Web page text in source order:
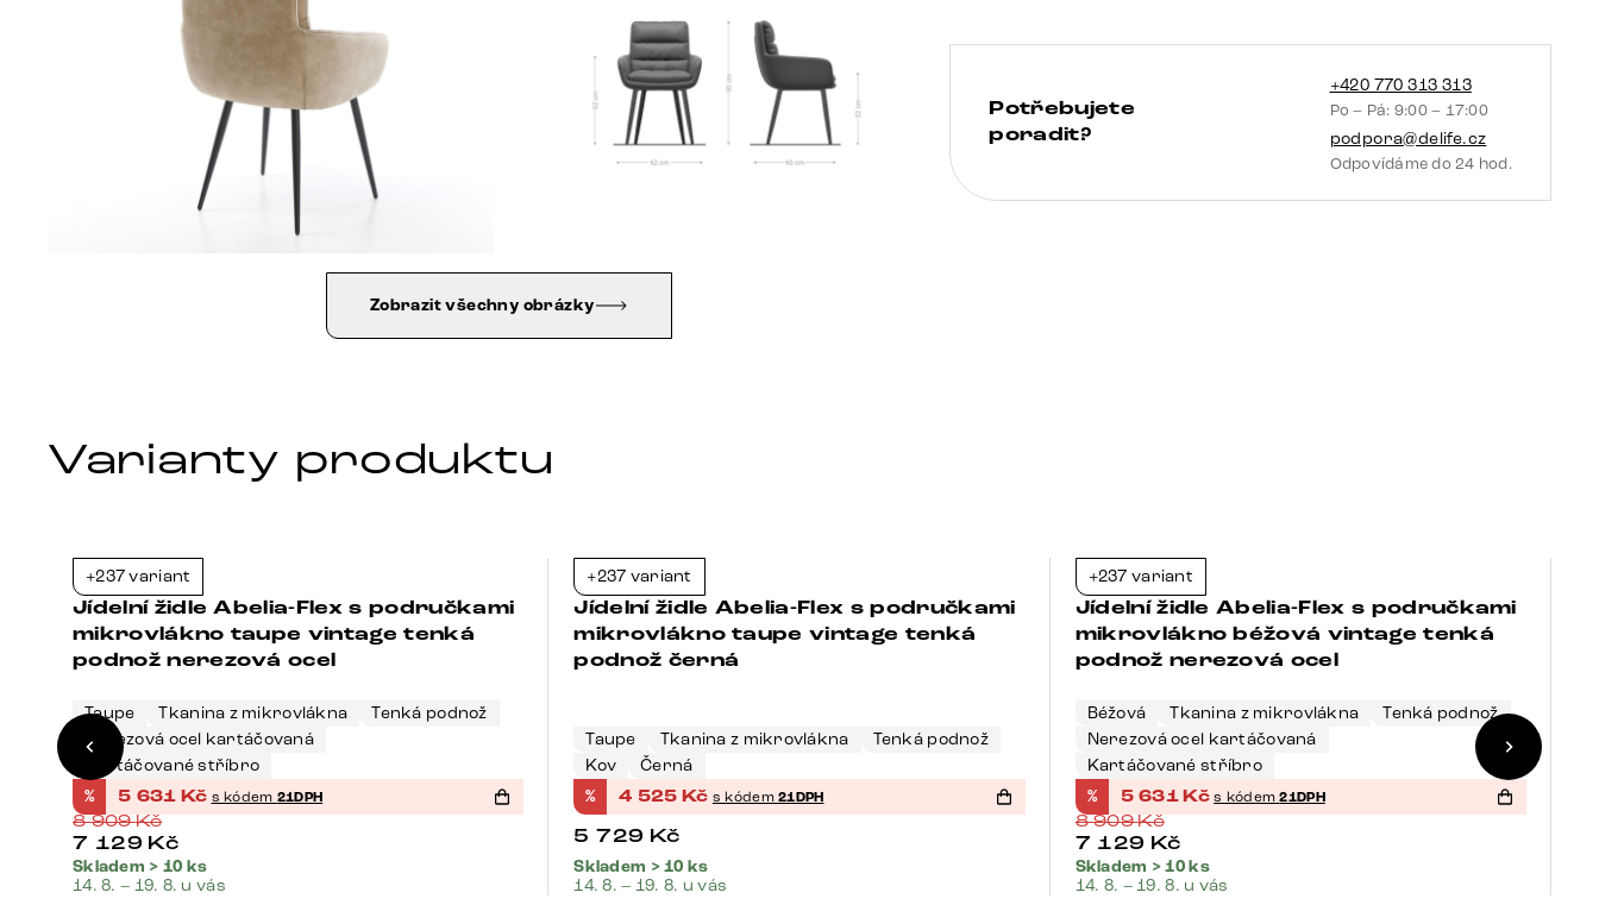
Zobrazit všechny obrázky
Potřebujete
poradit?
+420 770 313 313
Po – Pá: 9:00 – 17:00
podpora@delife.cz
Odpovídáme do 24 hod.
Varianty produktu
+237 variant
Jídelní židle Abelia-Flex s područkami
mikrovlákno taupe vintage tenká
podnož nerezová ocel
Taupe Tkanina z mikrovlákna
Tenká podnož
Nerezová ocel kartáčovaná
Kartáčované stříbro
% 5 631 Kč s kódem 21DPH
8 909Kč
7 129 Kč
Skladem > 10 ks
14. 8. – 19. 8. u vás
+237 variant
Jídelní židle Abelia-Flex s područkami
mikrovlákno taupe vintage tenká
podnož černá
Taupe Tkanina z mikrovlákna
Tenká podnož
Kov
Černá
% 4 525Kč s kódem21DPH
5 729 Kč
Skladem > 10 ks
14. 8. – 19. 8. u vás
+237 variant
Jídelní židle Abelia-Flex s područkami
mikrovlákno béžová vintage tenká
podnož nerezová ocel
Béžová Tkanina z mikrovlákna
Tenká podnož
Nerezová ocel kartáčovaná
Kartáčované stříbro
% 5 631Kč s kódem21DPH
8 909Kč
7 129 Kč
Skladem > 10 ks
14. 8. – 19. 8. u vás